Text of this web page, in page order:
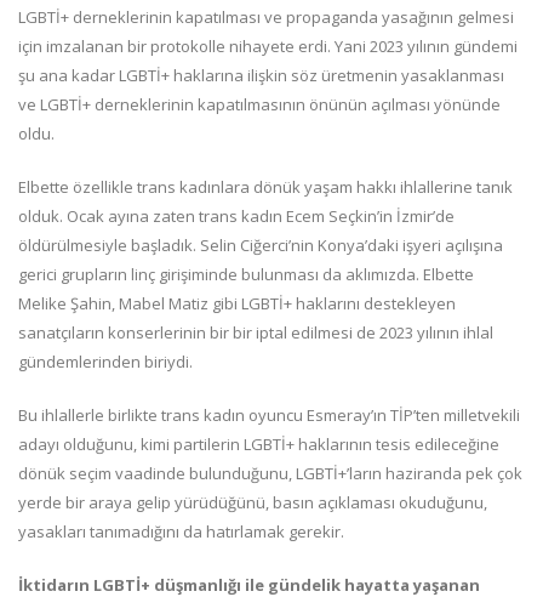
LGBTİ+ derneklerinin kapatılması ve propaganda yasağının gelmesi
için imzalanan bir protokolle nihayete erdi. Yani 2023 yılının gündemi
şu ana kadar LGBTİ+ haklarına ilişkin söz üretmenin yasaklanması
ve LGBTİ+ derneklerinin kapatılmasının önünün açılması yönünde
oldu.
Elbette özellikle trans kadınlara dönük yaşam hakkı ihlallerine tanık
olduk. Ocak ayına zaten trans kadın Ecem Seçkin’in İzmir’de
öldürülmesiyle başladık. Selin Ciğerci’nin Konya’daki işyeri açılışına
gerici grupların linç girişiminde bulunması da aklımızda. Elbette
Melike Şahin, Mabel Matiz gibi LGBTİ+ haklarını destekleyen
sanatçıların konserlerinin bir bir iptal edilmesi de 2023 yılının ihlal
gündemlerinden biriydi.
Bu ihlallerle birlikte trans kadın oyuncu Esmeray’ın TİP’ten milletvekili
adayı olduğunu, kimi partilerin LGBTİ+ haklarının tesis edileceğine
dönük seçim vaadinde bulunduğunu, LGBTİ+’ların haziranda pek çok
yerde bir araya gelip yürüdüğünü, basın açıklaması okuduğunu,
yasakları tanımadığını da hatırlamak gerekir.
İktidarın LGBTİ+ düşmanlığı ile gündelik hayatta yaşanan